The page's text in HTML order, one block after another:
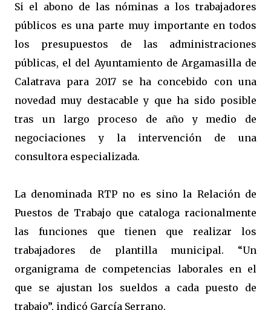
Si el abono de las nóminas a los trabajadores
públicos es una parte muy importante en todos
los presupuestos de las administraciones
públicas, el del Ayuntamiento de Argamasilla de
Calatrava para 2017 se ha concebido con una
novedad muy destacable y que ha sido posible
tras un largo proceso de año y medio de
negociaciones y la intervención de una
consultora especializada.
La denominada RTP no es sino la Relación de
Puestos de Trabajo que cataloga racionalmente
las funciones que tienen que realizar los
trabajadores de plantilla municipal. “Un
organigrama de competencias laborales en el
que se ajustan los sueldos a cada puesto de
trabajo”, indicó García Serrano.